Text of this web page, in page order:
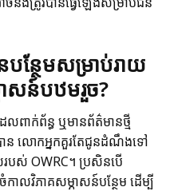
បន្ថែមសម្រាប់រាយ
ាសន៍បឋមរួច?
ពាក់ព័ន្ធ ឬមានព័ត៌មានថ្មី
លោកអ្នកគួរតែជូនដំណឹងទៅ
បស់ OWRC។ ប្រសិនបើ
ាលវិភាគសម្ភាសន៍បន្ថែម ដើម្បី